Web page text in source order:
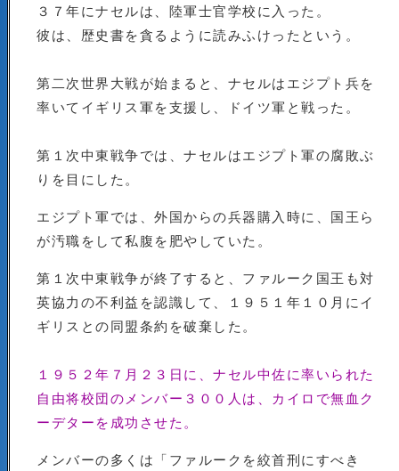
３７年にナセルは、陸軍士官学校に入った。
彼は、歴史書を貪るように読みふけったという。
第二次世界大戦が始まると、ナセルはエジプト兵を
率いてイギリス軍を支援し、ドイツ軍と戦った。
第１次中東戦争では、ナセルはエジプト軍の腐敗ぶ
りを目にした。
エジプト軍では、外国からの兵器購入時に、国王ら
が汚職をして私腹を肥やしていた。
第１次中東戦争が終了すると、ファルーク国王も対
英協力の不利益を認識して、１９５１年１０月にイ
ギリスとの同盟条約を破棄した。
１９５２年７月２３日に、ナセル中佐に率いられた
自由将校団のメンバー３００人は、カイロで無血ク
ーデターを成功させた。
メンバーの多くは「ファルークを絞首刑にすべき